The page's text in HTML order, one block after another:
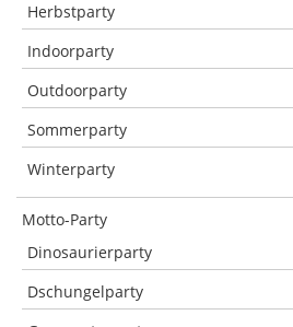
Herbstparty
Indoorparty
Outdoorparty
Sommerparty
Winterparty
Motto-Party
Dinosaurierparty
Dschungelparty